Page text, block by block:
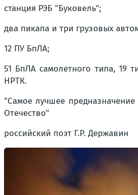
станция РЭБ "Буковель";
два пикапа и три грузовых
12 ПУ БпЛА;
51 БпЛА самолетного типа, 19
НРТК.
"Самое лучшее
Отечество"
российский поэт Г.Р. Державин